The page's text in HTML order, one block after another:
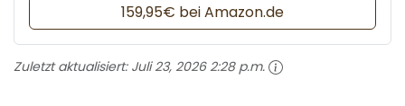
159,95€ bei Amazon.de
Zuletzt aktualisiert: Juli 23, 2026 2:28 p.m.